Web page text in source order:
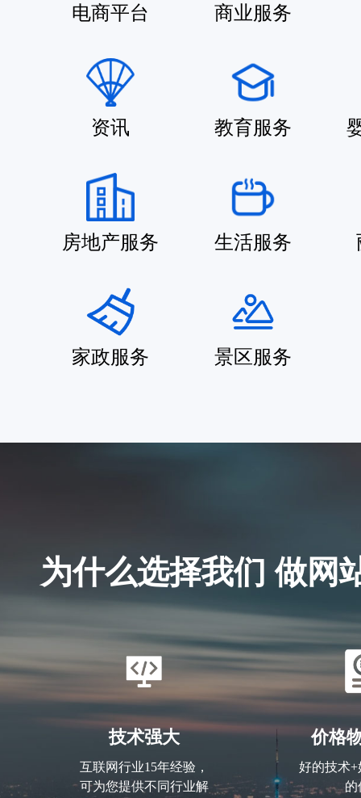
电商平台 商业服务
资讯 教育服务
房地产服务 生活服务
家政服务 景区服务
为什么选择我们 做网
技术强大
互联网行业15年经验，
可为您提供不同行业解
价格
好的技术
的